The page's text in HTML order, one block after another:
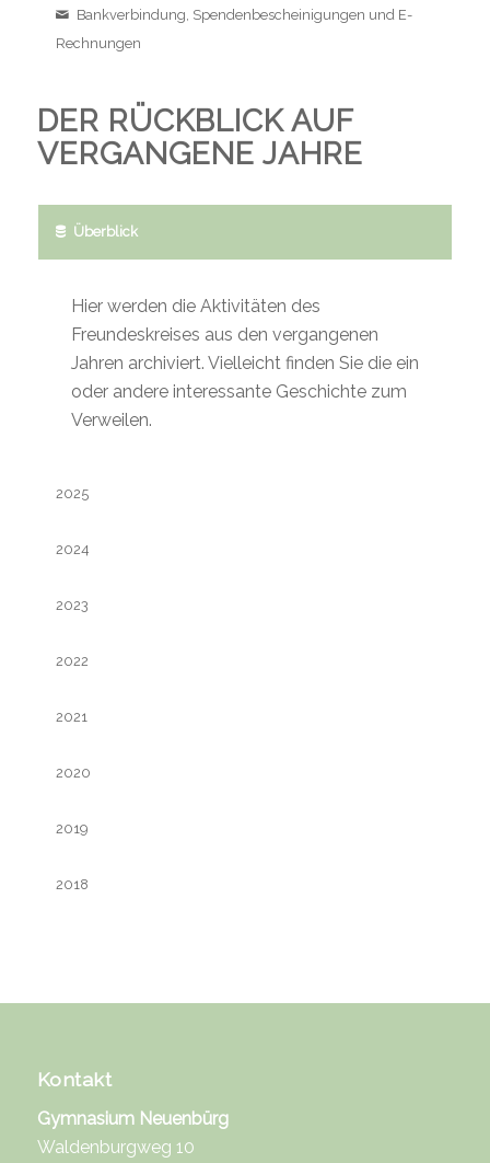
Bankverbindung, Spendenbescheinigungen und E-
Rechnungen
DER RÜCKBLICK AUF
VERGANGENE JAHRE
Überblick
Hier werden die Aktivitäten des
Freundeskreises aus den vergangenen
Jahren archiviert. Vielleicht finden Sie die ein
oder andere interessante Geschichte zum
Verweilen.
2025
2024
2023
2022
2021
2020
2019
2018
Kontakt
Gymnasium Neuenbürg
Waldenburgweg 10